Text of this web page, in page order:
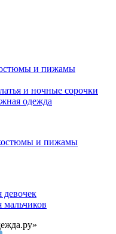
и пижамы
и ночные сорочки
одежда
и пижамы
девочек